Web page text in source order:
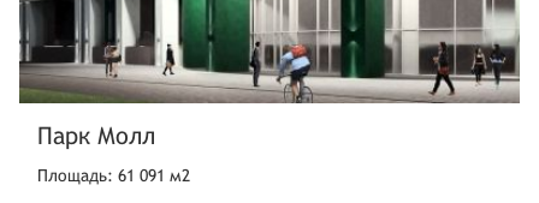
Парк Молл
Площадь: 61 091 м2